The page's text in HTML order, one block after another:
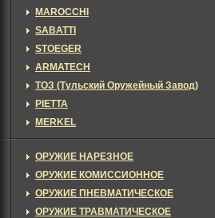
MAROCCHI
SABATTI
STOEGER
ARMATECH
ТОЗ (Тульский Оружейный Завод)
PIETTA
MERKEL
ОРУЖИЕ НАРЕЗНОЕ
ОРУЖИЕ КОМИССИОННОЕ
ОРУЖИЕ ПНЕВМАТИЧЕСКОЕ
ОРУЖИЕ ТРАВМАТИЧЕСКОЕ